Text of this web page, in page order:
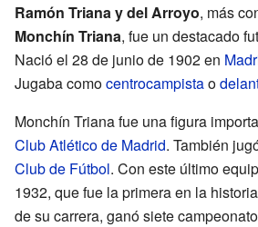
Ramón Triana y del Arroyo, más
Monchín Triana, fue un destacado
Nació el 28 de junio de 1902 en
Jugaba comocentrocampistao
Monchín Triana fue una figura
Club Atlético de Madrid. También
Club de Fútbol. Con este último
1932, que fue la primera en la
de su carrera, ganó siete